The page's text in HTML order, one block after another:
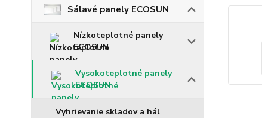
Sálavé panely ECOSUN
Nízkoteplotné panely
ECOSUN
Vysokoteplotné panely
ECOSUN
Vyhrievanie skladov a hál